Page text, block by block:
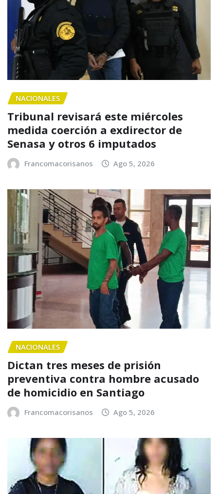
NACIONALES
Tribunal revisará este miércoles
medida coerción a exdirector de
Senasa y otros 6 imputados
Francomacorisanos Ago 5, 2026
NACIONALES
Dictan tres meses de prisión
preventiva contra hombre acusado
de homicidio en Santiago
Francomacorisanos Ago 5, 2026